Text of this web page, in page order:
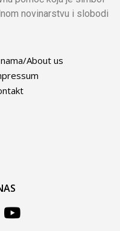
novinarstvu i slobodi
About us